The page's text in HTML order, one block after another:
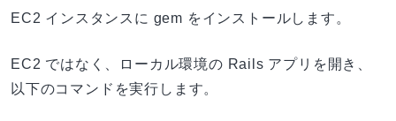
EC2 インスタンスに gem をインストールします。
EC2 ではなく、ローカル環境の Rails アプリを開き、
以下のコマンドを実行します。